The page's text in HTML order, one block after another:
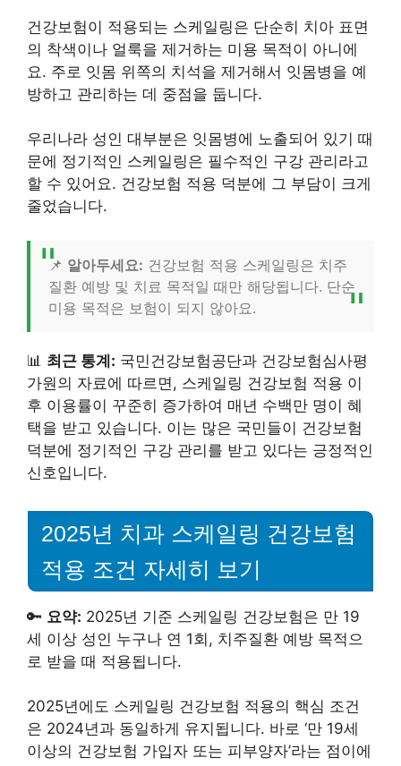
건강보험이 적용되는 스케일링은 단순히 치아 표면
의 착색이나 얼룩을 제거하는 미용 목적이 아니에
요. 주로 잇몸 위쪽의 치석을 제거해서 잇몸병을 예
방하고 관리하는 데 중점을 둡니다.
우리나라 성인 대부분은 잇몸병에 노출되어 있기 때
문에 정기적인 스케일링은 필수적인 구강 관리라고
할 수 있어요. 건강보험 적용 덕분에 그 부담이 크게
줄었습니다.
📌 알아두세요: 건강보험 적용 스케일링은 치주
질환 예방 및 치료 목적일 때만 해당됩니다. 단순
미용 목적은 보험이 되지 않아요.
📊 최근 통계: 국민건강보험공단과 건강보험심사평
가원의 자료에 따르면, 스케일링 건강보험 적용 이
후 이용률이 꾸준히 증가하여 매년 수백만 명이 혜
택을 받고 있습니다. 이는 많은 국민들이 건강보험
덕분에 정기적인 구강 관리를 받고 있다는 긍정적인
신호입니다.
2025년 치과 스케일링 건강보험
적용 조건 자세히 보기
🔑 요약: 2025년 기준 스케일링 건강보험은 만 19
세 이상 성인 누구나 연 1회, 치주질환 예방 목적으
로 받을 때 적용됩니다.
2025년에도 스케일링 건강보험 적용의 핵심 조건
은 2024년과 동일하게 유지됩니다. 바로 ‘만 19세
이상의 건강보험 가입자 또는 피부양자’라는 점이에